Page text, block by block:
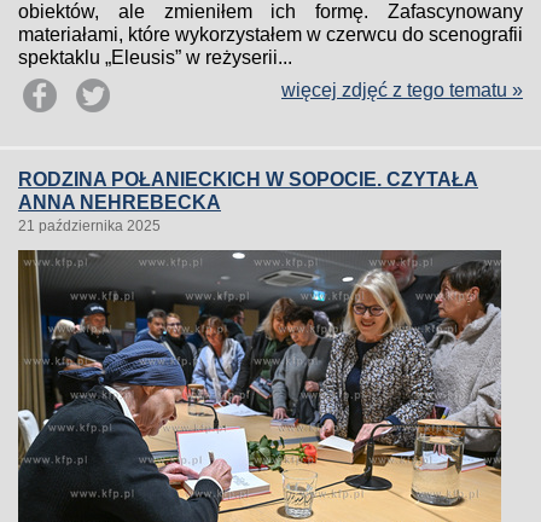
obiektów, ale zmieniłem ich formę. Zafascynowany
materiałami, które wykorzystałem w czerwcu do scenografii
spektaklu „Eleusis” w reżyserii...
więcej zdjęć z tego tematu »
RODZINA POŁANIECKICH W SOPOCIE. CZYTAŁA
ANNA NEHREBECKA
21 października 2025